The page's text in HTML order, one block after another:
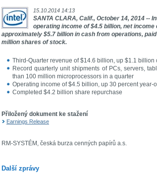
15.10.2014 14:13
SANTA CLARA, Calif., October 14, 2014 --
operating income of $4.5 billion, net
approximately $5.7 billion in cash from operations,
million shares of stock.
Third-Quarter revenue of $14.6 billion, up $1.1 billion
Record quarterly unit shipments of PCs, servers,
than 100 million microprocessors in a quarter
Operating income of $4.5 billion, up 30 percent year-
Completed $4.2 billion share repurchase
Přiložený dokument ke stažení
Earnings Release
RM-SYSTÉM, česká burza cenných papírů a.s.
Další zprávy